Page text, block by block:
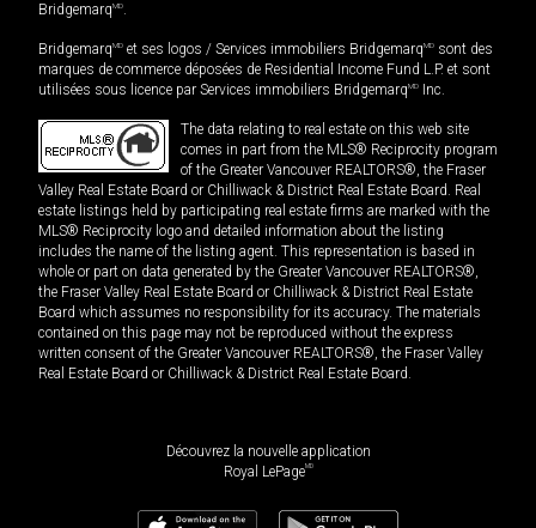
BridgemarqMD.
BridgemarqMD et ses logos / Services immobiliers BridgemarqMD sont des
marques de commerce déposées de Residential Income Fund L.P. et sont
utilisées sous licence par Services immobiliers BridgemarqMD Inc.
The data relating to real estate on this web site
comes in part from the MLS® Reciprocity program
of the Greater Vancouver REALTORS®, the Fraser
Valley Real Estate Board or Chilliwack & District Real Estate Board. Real
estate listings held by participating real estate firms are marked with the
MLS® Reciprocity logo and detailed information about the listing
includes the name of the listing agent. This representation is based in
whole or part on data generated by the Greater Vancouver REALTORS®,
the Fraser Valley Real Estate Board or Chilliwack & District Real Estate
Board which assumes no responsibility for its accuracy. The materials
contained on this page may not be reproduced without the express
written consent of the Greater Vancouver REALTORS®, the Fraser Valley
Real Estate Board or Chilliwack & District Real Estate Board.
Découvrez la nouvelle application
Royal LePageMD